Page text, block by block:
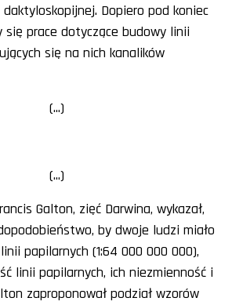
Dopiero pod koniec
się prace dotyczące budowy linii
się na nich kanalików
(...)
(...)
Galton, zięć Darwina, wykazał,
by dwoje ludzi miało
papilarnych (1:64 000 000 000),
linii papilarnych, ich niezmienność i
zaproponował podział wzorów